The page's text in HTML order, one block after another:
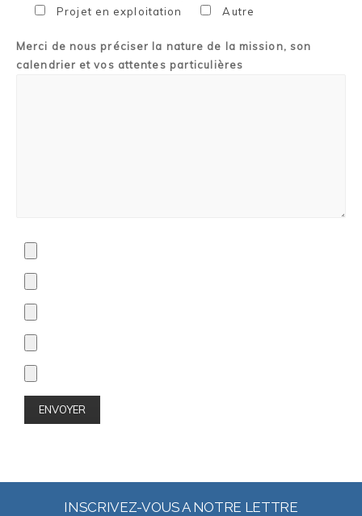
Projet en exploitation
Autre
Merci de nous préciser la nature de la mission, son
calendrier et vos attentes particulières
INSCRIVEZ-VOUS A NOTRE LETTRE